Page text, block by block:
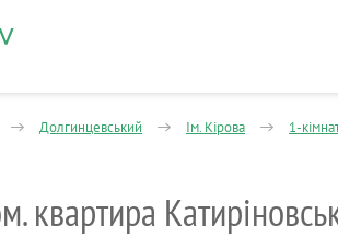
Долгинцевський Ім. Кірова 1-
квартира